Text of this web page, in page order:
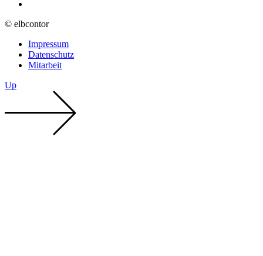
© elbcontor
Impressum
Datenschutz
Mitarbeit
Up